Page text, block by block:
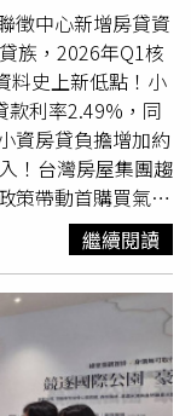
徵中心新增房貸資
族，2026年Q1核
料史上新低點！小
款利率2.49%，同
資房貸負擔增加約
！台灣房屋集團趨
策帶動首購買氣，
高峰，不過限貸
族，在房市盤整之
壓縮。張旭嵐表
明顯鬆綁，使小資
難」三重壓力。以
同時平均核貸成
74.72%，等於平
繼續閱讀